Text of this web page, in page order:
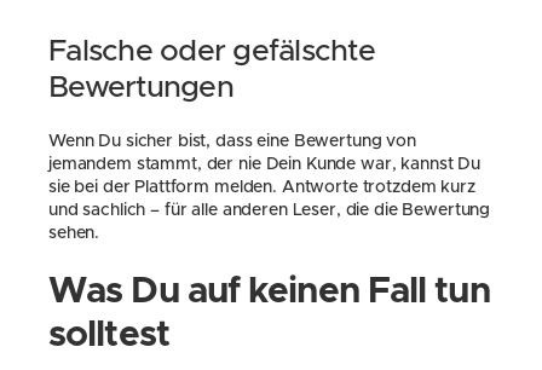
Falsche oder gefälschte
Bewertungen
Wenn Du sicher bist, dass eine Bewertung von
jemandem stammt, der nie Dein Kunde war, kannst Du
sie bei der Plattform melden. Antworte trotzdem kurz
und sachlich – für alle anderen Leser, die die Bewertung
sehen.
Was Du auf keinen Fall tun
solltest